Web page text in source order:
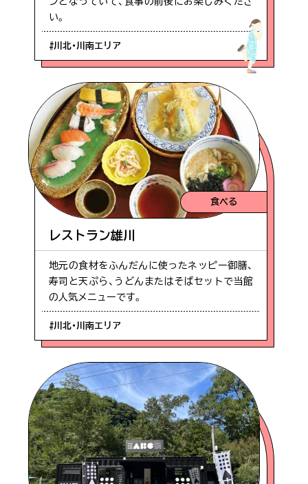
い。
#川北・川南エリア
食べる
レストラン雄川
地元の食材をふんだんに使ったネッピー御膳、
寿司と天ぷら、うどんまたはそばセットで当館
の人気メニューです。
#川北・川南エリア